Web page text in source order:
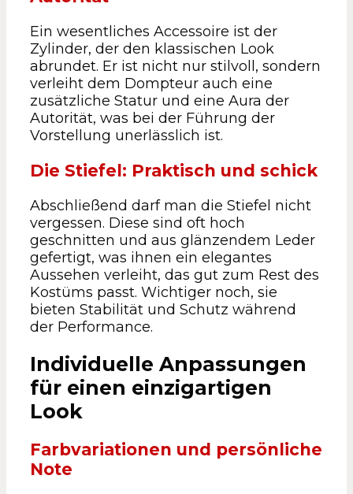
Ein wesentliches Accessoire ist der
Zylinder, der den klassischen Look
abrundet. Er ist nicht nur stilvoll, sondern
verleiht dem Dompteur auch eine
zusätzliche Statur und eine Aura der
Autorität, was bei der Führung der
Vorstellung unerlässlich ist.
Die Stiefel: Praktisch und schick
Abschließend darf man die Stiefel nicht
vergessen. Diese sind oft hoch
geschnitten und aus glänzendem Leder
gefertigt, was ihnen ein elegantes
Aussehen verleiht, das gut zum Rest des
Kostüms passt. Wichtiger noch, sie
bieten Stabilität und Schutz während
der Performance.
Individuelle Anpassungen
für einen einzigartigen
Look
Farbvariationen und persönliche
Note